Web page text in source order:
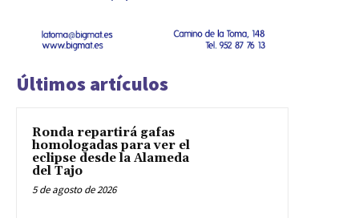
Últimos artículos
Ronda repartirá gafas
homologadas para ver el
eclipse desde la Alameda
del Tajo
5 de agosto de 2026